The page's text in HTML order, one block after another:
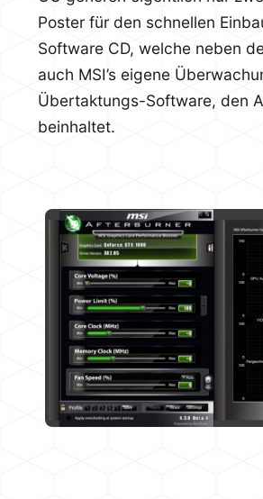
Poster für den schnellen
Software CD, welche neben
auch MSI’s eigene
Übertaktungs-Software, den
beinhaltet.